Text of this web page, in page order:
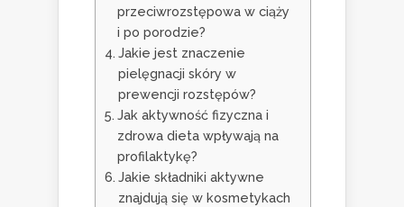
przeciwrozstępowa w ciąży
i po porodzie?
Jakie jest znaczenie
pielęgnacji skóry w
prewencji rozstępów?
Jak aktywność fizyczna i
zdrowa dieta wpływają na
profilaktykę?
Jakie składniki aktywne
znajdują się w kosmetykach